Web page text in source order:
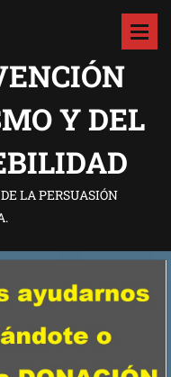
Y DEL
LA PERSUASIÓN